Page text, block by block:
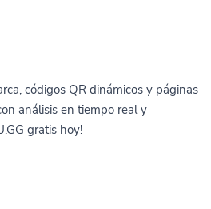
códigos QR dinámicos y páginas
análisis en tiempo real y
gratis hoy!